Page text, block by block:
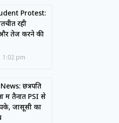
Protest:
रही
और तेज करने की
1:02 pm
छत्रपति
में तैनात PSI से
जासूसी का